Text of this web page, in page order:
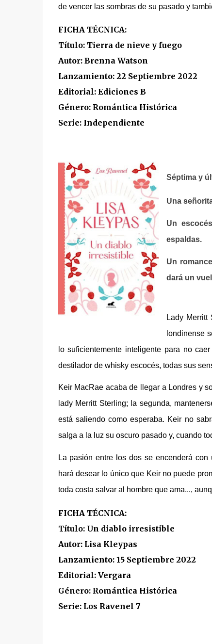
de vencer las sombras de su pasado y
FICHA TÉCNICA:
Título: Tierra de nieve y fuego
Autor: Brenna Watson
Lanzamiento: 22 Septiembre 2022
Editorial: Ediciones B
Género: Romántica Histórica
Serie: Independiente
Séptima y
Una
Un
espaldas.
Un
dará un
Lady
londinense
lo suficientemente inteligente para no
destilador de whisky escocés, todas sus
Keir MacRae acaba de llegar a Londres y
lady Merritt Sterling; la segunda,
está saliendo como esperaba. Keir no
salga a la luz su oscuro pasado y, cuando
La pasión entre los dos se encenderá
hará desear lo único que Keir no puede
toda costa salvar al hombre que ama...,
FICHA TÉCNICA:
Título: Un diablo irresistible
Autor: Lisa Kleypas
Lanzamiento: 15 Septiembre 2022
Editorial: Vergara
Género: Romántica Histórica
Serie: Los Ravenel 7